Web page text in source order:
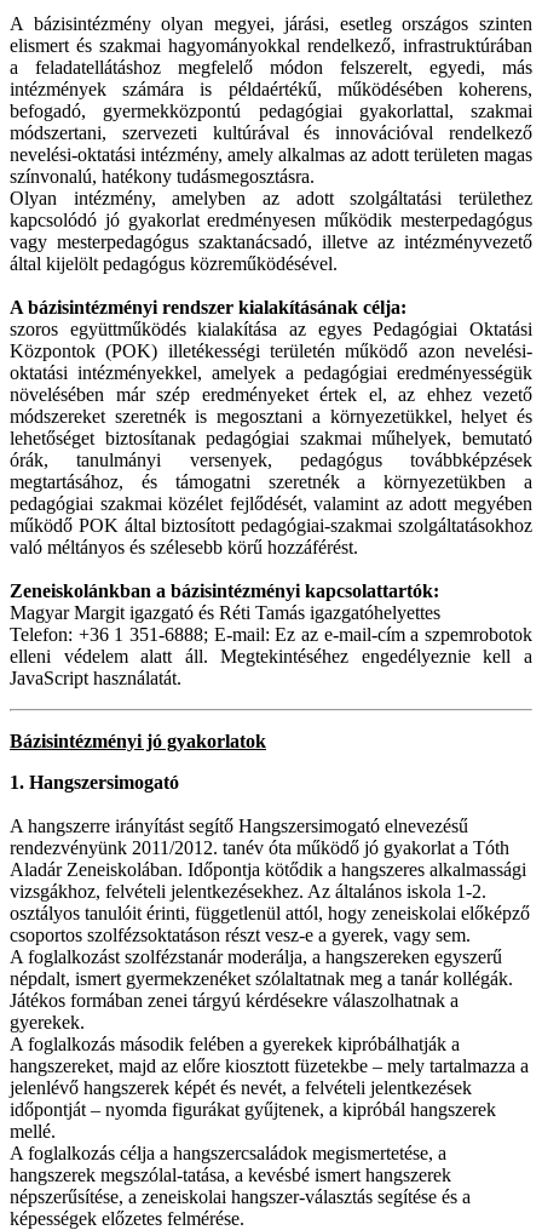
A bázisintézmény olyan megyei, járási, esetleg országos szinten
elismert és szakmai hagyományokkal rendelkező, infrastruktúrában
a feladatellátáshoz megfelelő módon felszerelt, egyedi, más
intézmények számára is példaértékű, működésében koherens,
befogadó, gyermekközpontú pedagógiai gyakorlattal, szakmai
módszertani, szervezeti kultúrával és innovációval rendelkező
nevelési-oktatási intézmény, amely alkalmas az adott területen magas
színvonalú, hatékony tudásmegosztásra.
Olyan intézmény, amelyben az adott szolgáltatási területhez
kapcsolódó jó gyakorlat eredményesen működik mesterpedagógus
vagy mesterpedagógus szaktanácsadó, illetve az intézményvezető
által kijelölt pedagógus közreműködésével.
A bázisintézményi rendszer kialakításának célja:
szoros együttműködés kialakítása az egyes Pedagógiai Oktatási
Központok (POK) illetékességi területén működő azon nevelési-
oktatási intézményekkel, amelyek a pedagógiai eredményességük
növelésében már szép eredményeket értek el, az ehhez vezető
módszereket szeretnék is megosztani a környezetükkel, helyet és
lehetőséget biztosítanak pedagógiai szakmai műhelyek, bemutató
órák, tanulmányi versenyek, pedagógus továbbképzések
megtartásához, és támogatni szeretnék a környezetükben a
pedagógiai szakmai közélet fejlődését, valamint az adott megyében
működő POK által biztosított pedagógiai-szakmai szolgáltatásokhoz
való méltányos és szélesebb körű hozzáférést.
Zeneiskolánkban a bázisintézményi kapcsolattartók:
Magyar Margit igazgató és Réti Tamás igazgatóhelyettes
Telefon: +36 1 351-6888; E-mail:Ez az e-mail-cím a szpemrobotok
elleni védelem alatt áll. Megtekintéséhez engedélyeznie kell a
JavaScript használatát.
Bázisintézményi jó gyakorlatok
1. Hangszersimogató
A hangszerre irányítást segítő Hangszersimogató elnevezésű
rendezvényünk 2011/2012. tanév óta működő jó gyakorlat a Tóth
Aladár Zeneiskolában. Időpontja kötődik a hangszeres alkalmassági
vizsgákhoz, felvételi jelentkezésekhez. Az általános iskola 1-2.
osztályos tanulóit érinti, függetlenül attól, hogy zeneiskolai előképző
csoportos szolfézsoktatáson részt vesz-e a gyerek, vagy sem.
A foglalkozást szolfézstanár moderálja, a hangszereken egyszerű
népdalt, ismert gyermekzenéket szólaltatnak meg a tanár kollégák.
Játékos formában zenei tárgyú kérdésekre válaszolhatnak a
gyerekek.
A foglalkozás második felében a gyerekek kipróbálhatják a
hangszereket, majd az előre kiosztott füzetekbe – mely tartalmazza a
jelenlévő hangszerek képét és nevét, a felvételi jelentkezések
időpontját – nyomda figurákat gyűjtenek, a kipróbál hangszerek
mellé.
A foglalkozás célja a hangszercsaládok megismertetése, a
hangszerek megszólal-tatása, a kevésbé ismert hangszerek
népszerűsítése, a zeneiskolai hangszer-választás segítése és a
képességek előzetes felmérése.